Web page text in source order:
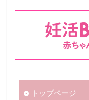
トップページ